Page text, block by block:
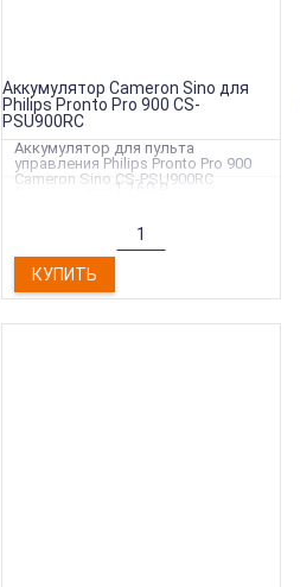
Аккумулятор Cameron Sino для
Philips Pronto Pro 900 CS-
PSU900RC
Аккумулятор для пульта
управления Philips Pronto Pro 900
Cameron Sino CS-PSU900RC
1 160 ₽
КУПИТЬ